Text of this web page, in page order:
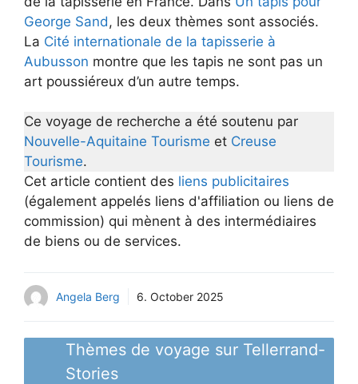
George Sand, les deux thèmes sont associés.
La Cité internationale de la tapisserie à
Aubusson montre que les tapis ne sont pas un
art poussiéreux d’un autre temps.
Ce voyage de recherche a été soutenu par
Nouvelle-Aquitaine Tourisme et Creuse
Tourisme.
Cet article contient des liens publicitaires
(également appelés liens d'affiliation ou liens de
commission) qui mènent à des intermédiaires
de biens ou de services.
Angela Berg 6. October 2025
Thèmes de voyage sur Tellerrand-
Stories